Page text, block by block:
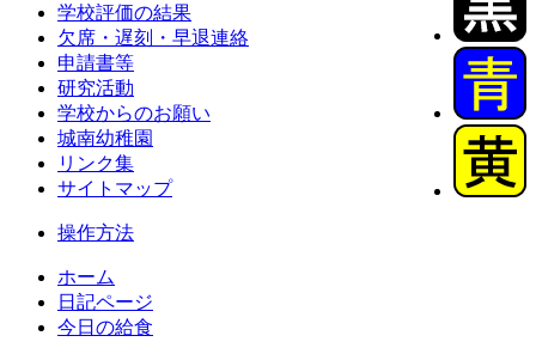
学校評価の結果
欠席・遅刻・早退連絡
申請書等
研究活動
学校からのお願い
城南幼稚園
リンク集
サイトマップ
操作方法
ホーム
日記ページ
今日の給食